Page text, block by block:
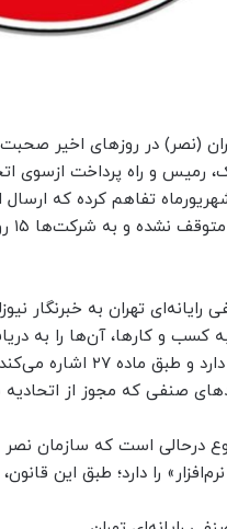
(نصر) در روزهای اخیر
رمیس و راه پرداخت ازسوی
اتحادیه‌ در تاریخ ۱۷ شهریورماه
تهران به خبرنگار
کسب و کارها، آن‌ها را به
اتحادیه حال و هوای
صنفی که مجوز از اتحادیه
درحالی است که سازمان نصر